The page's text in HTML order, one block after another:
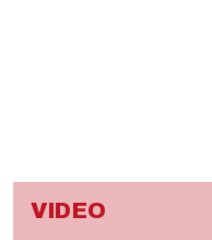
VIDEO